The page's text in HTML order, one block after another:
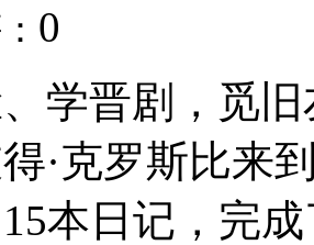
0
学晋剧，觅
·克罗斯比来
本日记，完